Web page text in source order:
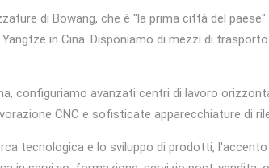
di Bowang, che è "la prima città del
in Cina. Disponiamo di mezzi di
configuriamo avanzati centri di lavoro
CNC e sofisticate apparecchiature di
tecnologica e lo sviluppo di prodotti,